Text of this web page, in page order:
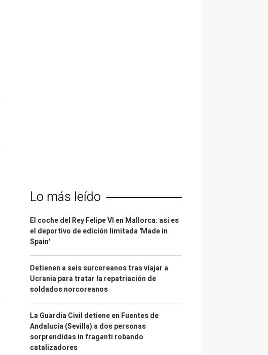
Lo más leído
El coche del Rey Felipe VI en Mallorca: así es
el deportivo de edición limitada 'Made in
Spain'
Detienen a seis surcoreanos tras viajar a
Ucrania para tratar la repatriación de
soldados norcoreanos
La Guardia Civil detiene en Fuentes de
Andalucía (Sevilla) a dos personas
sorprendidas in fraganti robando
catalizadores